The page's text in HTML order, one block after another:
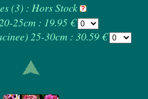
(3) : Hors Stock
25cm : 19.95 €
25-30cm : 30.59 €